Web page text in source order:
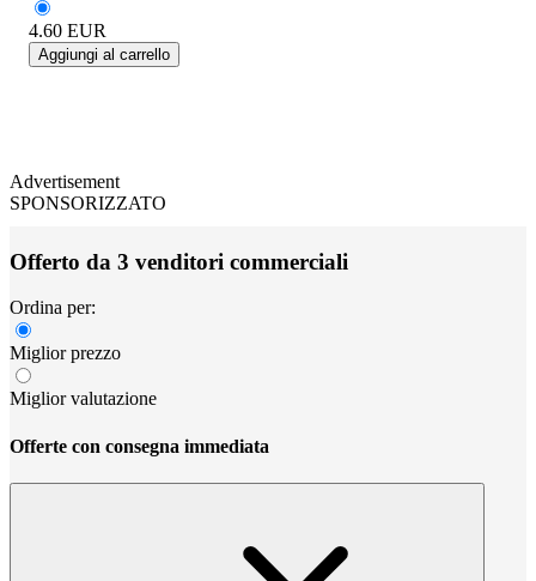
4.60 EUR
Aggiungi al carrello
Advertisement
SPONSORIZZATO
Offerto da 3 venditori commerciali
Ordina per:
Miglior prezzo
Miglior valutazione
Offerte con consegna immediata